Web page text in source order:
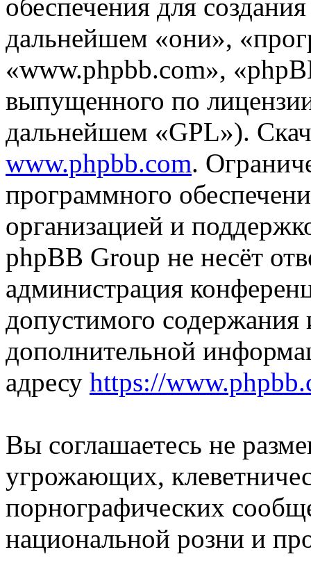
обеспечения для
дальнейшем «они»,
«www.phpbb.com»,
выпущенного по
дальнейшем «GPL»).
www.phpbb.com.
программного
организацией и
phpBB Group не несёт
администрация
допустимого
дополнительной
адресу https://
Вы соглашаетесь не
угрожающих,
порнографических
национальной розни и